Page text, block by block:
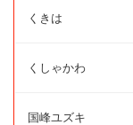
くきは
くしゃかわ
国峰ユズキ